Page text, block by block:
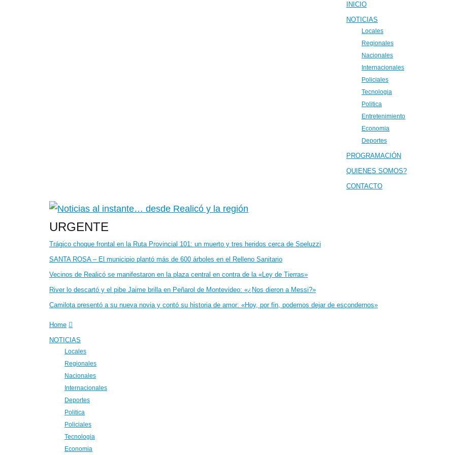
INICIO
NOTICIAS
Locales
Regionales
Nacionales
Internacionales
Policiales
Tecnologia
Politica
Entretenimiento
Economia
Deportes
PROGRAMACIÓN
QUIENES SOMOS?
CONTACTO
URGENTE
Trágico choque frontal en la Ruta Provincial 101: un muerto y tres heridos cerca de Speluzzi
SANTA ROSA – El municipio plantó más de 600 árboles en el Relleno Sanitario
Vecinos de Realicó se manifestaron en la plaza central en contra de la «Ley de Tierras»
River lo descartó y el pibe Jaime brilla en Peñarol de Montevideo: «¿Nos dieron a Messi?»
Camilota presentó a su nueva novia y contó su historia de amor: «Hoy, por fin, podemos dejar de escondernos»
Home
NOTICIAS
Locales
Regionales
Nacionales
Internacionales
Deportes
Politica
Policiales
Tecnologia
Economia